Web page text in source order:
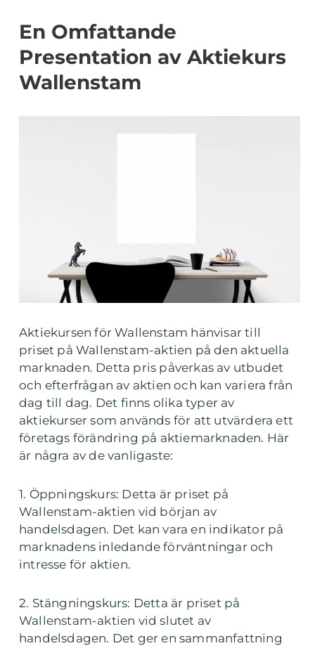
En Omfattande
Presentation av Aktiekurs
Wallenstam
Aktiekursen för Wallenstam hänvisar till
priset på Wallenstam-aktien på den aktuella
marknaden. Detta pris påverkas av utbudet
och efterfrågan av aktien och kan variera från
dag till dag. Det finns olika typer av
aktiekurser som används för att utvärdera ett
företags förändring på aktiemarknaden. Här
är några av de vanligaste:
1. Öppningskurs: Detta är priset på
Wallenstam-aktien vid början av
handelsdagen. Det kan vara en indikator på
marknadens inledande förväntningar och
intresse för aktien.
2. Stängningskurs: Detta är priset på
Wallenstam-aktien vid slutet av
handelsdagen. Det ger en sammanfattning